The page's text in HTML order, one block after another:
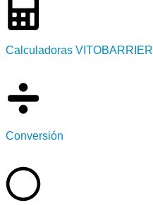
Calculadoras VITOBARRIER
Conversión